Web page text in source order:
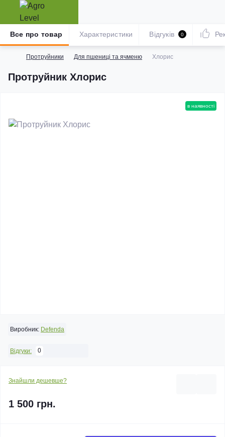
Протруйники Для пшениці та ячменю Хлорис
Протруйник Хлорис
Все про товар Характеристики Відгуків 0
в наявності
Виробник: Defenda
Відгуки: 0
Знайшли дешевше?
1 500 грн.